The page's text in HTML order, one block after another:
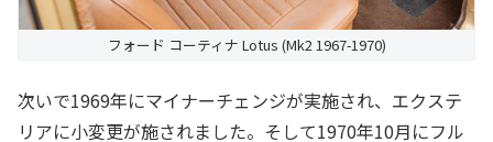
フォード コーティナ Lotus (Mk2 1967-1970)
次いで1969年にマイナーチェンジが実施され、エクステ
リアに小変更が施されました。そして1970年10月にフル